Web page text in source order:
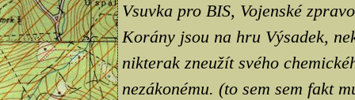
Vsuvka pro BIS, Vojenské
Korány jsou na hru Výsadek,
nikterak zneužít svého
nezákonému. (to sem sem fakt